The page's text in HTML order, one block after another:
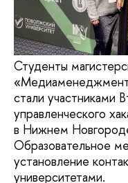
Студенты
стали участниками
управленческого
в Нижнем
Образовательное
установление
университетами.